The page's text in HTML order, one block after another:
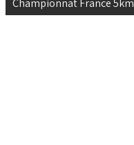
Championnat France